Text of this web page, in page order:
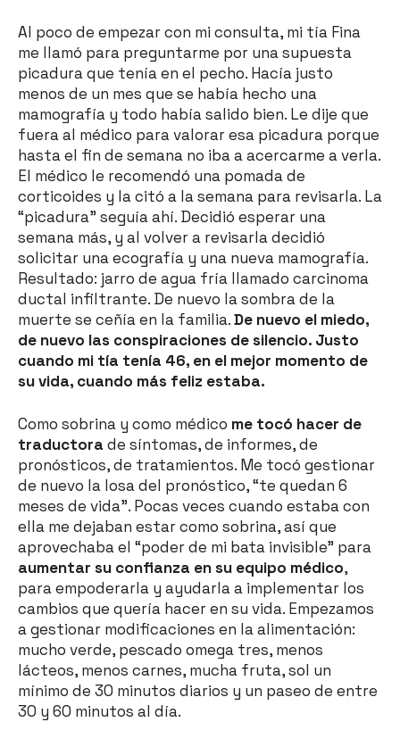
Al poco de empezar con mi consulta, mi tía Fina
me llamó para preguntarme por una supuesta
picadura que tenía en el pecho. Hacía justo
menos de un mes que se había hecho una
mamografía y todo había salido bien. Le dije que
fuera al médico para valorar esa picadura porque
hasta el fin de semana no iba a acercarme a verla.
El médico le recomendó una pomada de
corticoides y la citó a la semana para revisarla. La
“picadura” seguía ahí. Decidió esperar una
semana más, y al volver a revisarla decidió
solicitar una ecografía y una nueva mamografía.
Resultado: jarro de agua fría llamado carcinoma
ductal infiltrante. De nuevo la sombra de la
muerte se ceñía en la familia.De nuevo el miedo,
de nuevo las conspiraciones de silencio. Justo
cuando mi tía tenía 46, en el mejor momento de
su vida, cuando más feliz estaba.
Como sobrina y como médico me tocó hacer de
traductora de síntomas, de informes, de
pronósticos, de tratamientos. Me tocó gestionar
de nuevo la losa del pronóstico, “te quedan 6
meses de vida”. Pocas veces cuando estaba con
ella me dejaban estar como sobrina, así que
aprovechaba el “poder de mi bata invisible” para
aumentar su confianza en su equipo médico,
para empoderarla y ayudarla a implementar los
cambios que quería hacer en su vida. Empezamos
a gestionar modificaciones en la alimentación:
mucho verde, pescado omega tres, menos
lácteos, menos carnes, mucha fruta, sol un
mínimo de 30 minutos diarios y un paseo de entre
30 y 60 minutos al día.